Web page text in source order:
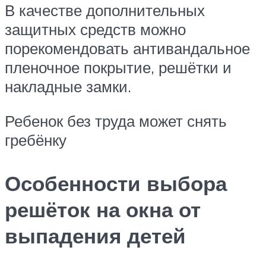
В качестве дополнительных
защитных средств можно
порекомендовать антивандальное
пленочное покрытие, решётки и
накладные замки.
Ребенок без труда может снять
гребёнку
Особенности выбора
решёток на окна от
выпадения детей